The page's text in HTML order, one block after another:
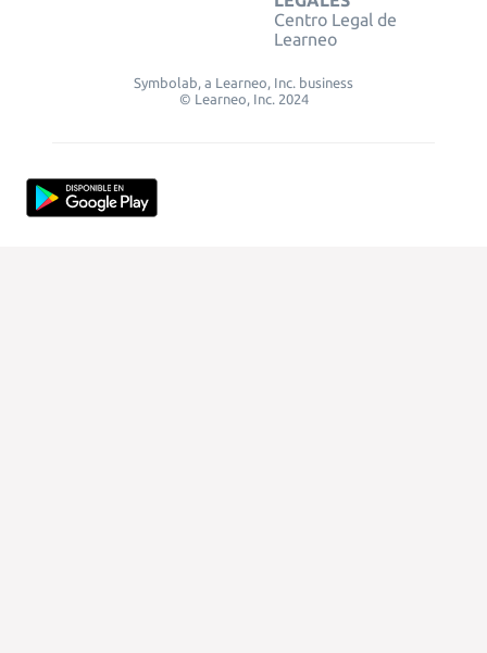
Centro Legal de
Learneo
Symbolab, a Learneo, Inc. business
© Learneo, Inc. 2024